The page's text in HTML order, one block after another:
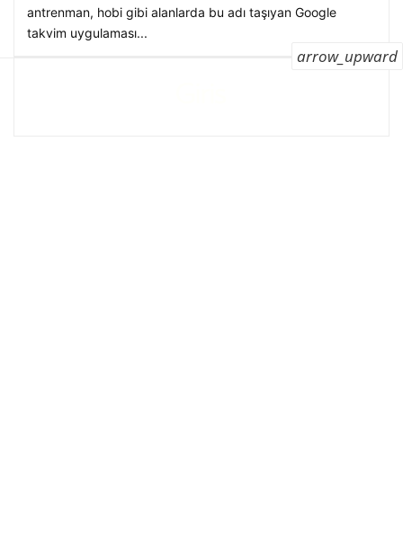
antrenman, hobi gibi alanlarda bu adı taşıyan Google
takvim uygulaması...
arrow_upward